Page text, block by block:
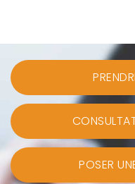
POSER